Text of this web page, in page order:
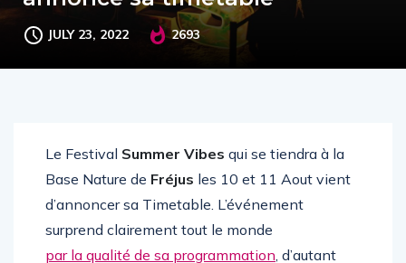
annonce sa timetable
Le FestivalSummer Vibesqui se tiendra à la
Base Nature deFréjusles 10 et 11 Aout vient
d’annoncer sa Timetable. L’événement
surprend clairement tout le monde